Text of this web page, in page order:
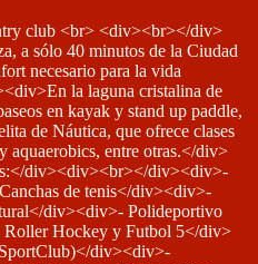
club <br> <div><br></div>
a sólo 40 minutos de la Ciudad
necesario para la vida
la laguna cristalina de
en kayak y stand up paddle,
de Náutica, que ofrece clases
aquaerobics, entre otras.</div>
div><div><br></div><div>-
de tenis</div><div>-
div><div>- Polideportivo
Roller Hockey y Futbol 5</div>
div><div>-